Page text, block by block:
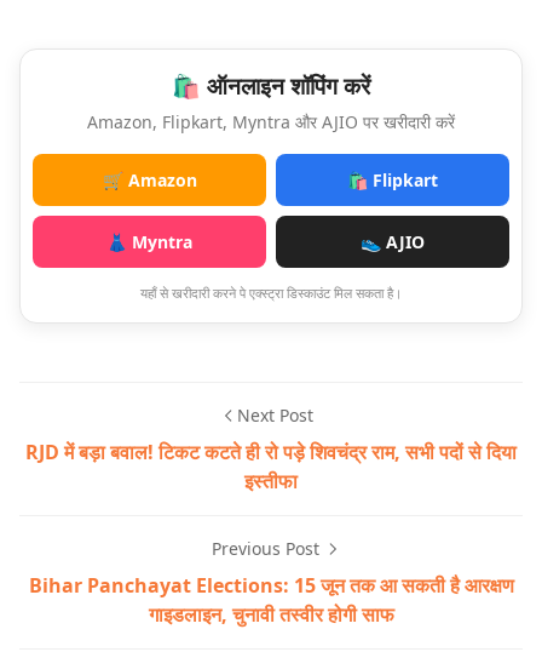
🛍️ ऑनलाइन शॉपिंग करें
Amazon, Flipkart, Myntra और AJIO पर खरीदारी करें
🛒 Amazon 🛍️ Flipkart
👗 Myntra 👟 AJIO
यहाँ से खरीदारी करने पे एक्स्ट्रा डिस्काउंट मिल सकता है।
Next Post
RJD में बड़ा बवाल! टिकट कटते ही रो पड़े शिवचंद्र राम, सभी पदों से दिया
इस्तीफा
Previous Post
Bihar Panchayat Elections: 15 जून तक आ सकती है आरक्षण
गाइडलाइन, चुनावी तस्वीर होगी साफ